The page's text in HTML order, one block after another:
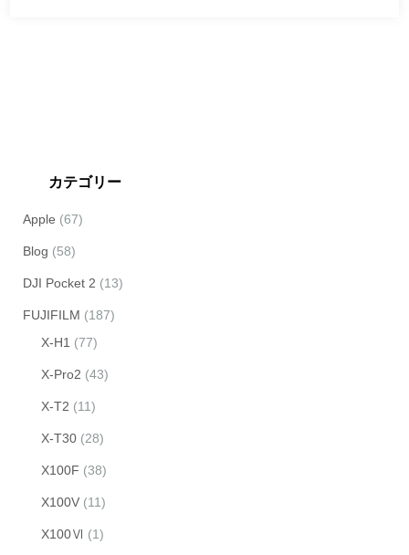
カテゴリー
Apple (67)
Blog (58)
DJI Pocket 2 (13)
FUJIFILM (187)
X-H1 (77)
X-Pro2 (43)
X-T2 (11)
X-T30 (28)
X100F (38)
X100V (11)
X100Ⅵ (1)